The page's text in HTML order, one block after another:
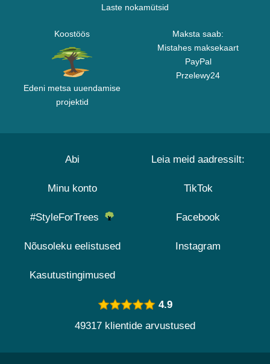
Laste nokamütsid
Koostöös
Edeni metsa uuendamise
projektid
Maksta saab:
Mistahes maksekaart
PayPal
Przelewy24
Abi
Minu konto
#StyleForTrees
Nõusoleku eelistused
Kasutustingimused
Leia meid aadressilt:
TikTok
Facebook
Instagram
4.9
49317 klientide arvustused